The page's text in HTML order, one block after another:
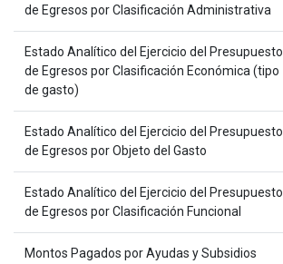
de Egresos por Clasificación Administrativa
Estado Analítico del Ejercicio del Presupuesto
de Egresos por Clasificación Económica (tipo
de gasto)
Estado Analítico del Ejercicio del Presupuesto
de Egresos por Objeto del Gasto
Estado Analítico del Ejercicio del Presupuesto
de Egresos por Clasificación Funcional
Montos Pagados por Ayudas y Subsidios